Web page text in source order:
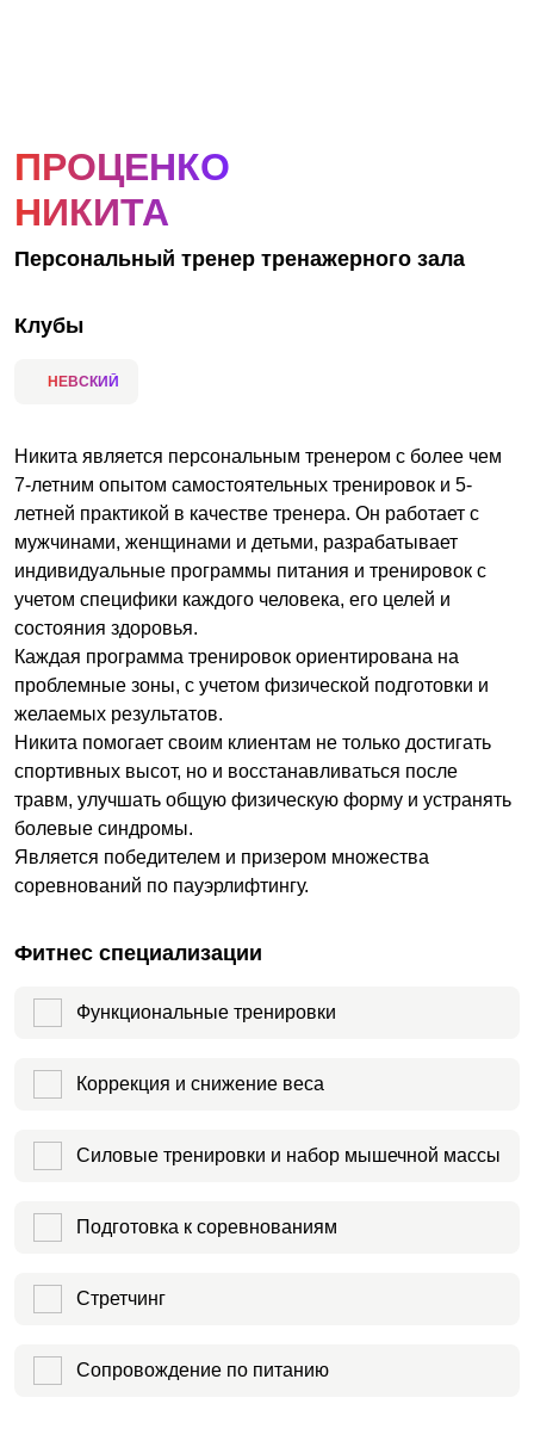
ПРОЦЕНКО
НИКИТА
Персональный тренер тренажерного зала
Клубы
НЕВСКИЙ
Никита является персональным тренером с более чем
7-летним опытом самостоятельных тренировок и 5-
летней практикой в качестве тренера. Он работает с
мужчинами, женщинами и детьми, разрабатывает
индивидуальные программы питания и тренировок с
учетом специфики каждого человека, его целей и
состояния здоровья.
Каждая программа тренировок ориентирована на
проблемные зоны, с учетом физической подготовки и
желаемых результатов.
Никита помогает своим клиентам не только достигать
спортивных высот, но и восстанавливаться после
травм, улучшать общую физическую форму и устранять
болевые синдромы.
Является победителем и призером множества
соревнований по пауэрлифтингу.
Фитнес специализации
Функциональные тренировки
Коррекция и снижение веса
Силовые тренировки и набор мышечной массы
Подготовка к соревнованиям
Стретчинг
Сопровождение по питанию